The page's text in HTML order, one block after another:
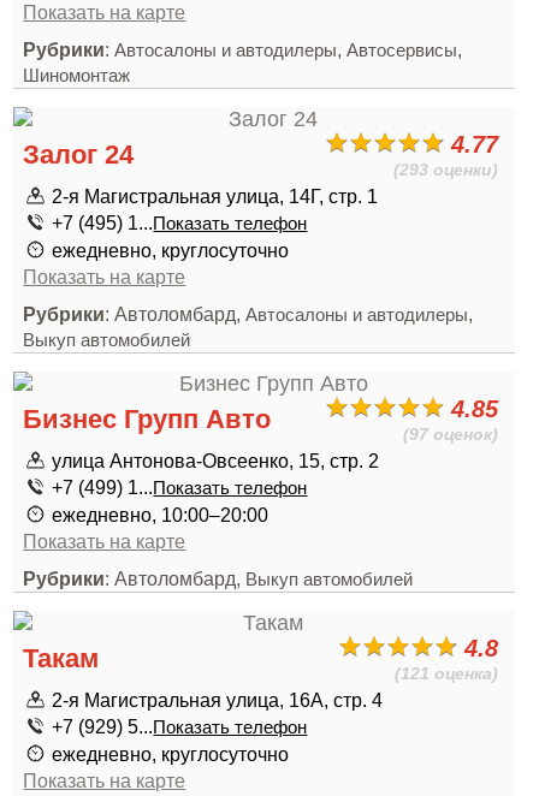
Показать на карте
Рубрики:Автосалоны и автодилеры,Автосервисы,
Шиномонтаж
4.77
(293 оценки)
Залог 24
2-я Магистральная улица, 14Г, стр. 1
+7 (495) 1...Показать телефон
ежедневно, круглосуточно
Показать на карте
Рубрики: Автоломбард,Автосалоны и автодилеры,
Выкуп автомобилей
4.85
(97 оценок)
Бизнес Групп Авто
улица Антонова-Овсеенко, 15, стр. 2
+7 (499) 1...Показать телефон
ежедневно, 10:00–20:00
Показать на карте
Рубрики: Автоломбард, Выкуп автомобилей
4.8
(121 оценка)
Такам
2-я Магистральная улица, 16А, стр. 4
+7 (929) 5...Показать телефон
ежедневно, круглосуточно
Показать на карте